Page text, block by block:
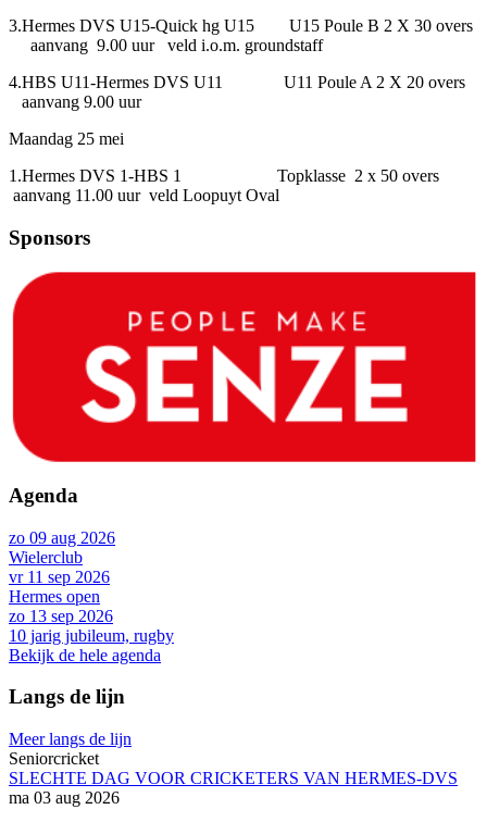
3.Hermes DVS U15-Quick hg U15 U15 Poule B 2 X 30 overs
aanvang 9.00 uur veld i.o.m. groundstaff
4.HBS U11-Hermes DVS U11 U11 Poule A 2 X 20 overs
aanvang 9.00 uur
Maandag 25 mei
1.Hermes DVS 1-HBS 1 Topklasse 2 x 50 overs
aanvang 11.00 uur veld Loopuyt Oval
Sponsors
Agenda
zo 09 aug 2026
Wielerclub
vr 11 sep 2026
Hermes open
zo 13 sep 2026
10 jarig jubileum, rugby
Bekijk de hele agenda
Langs de lijn
Meer langs de lijn
Seniorcricket
SLECHTE DAG VOOR CRICKETERS VAN HERMES-DVS
ma 03 aug 2026